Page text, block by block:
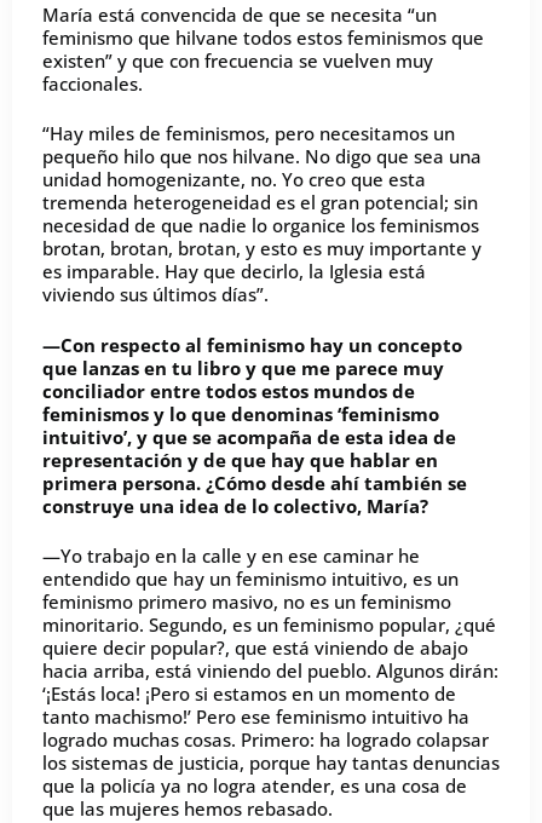
María está convencida de que se necesita “un
feminismo que hilvane todos estos feminismos que
existen” y que con frecuencia se vuelven muy
faccionales.
“Hay miles de feminismos, pero necesitamos un
pequeño hilo que nos hilvane. No digo que sea una
unidad homogenizante, no. Yo creo que esta
tremenda heterogeneidad es el gran potencial; sin
necesidad de que nadie lo organice los feminismos
brotan, brotan, brotan, y esto es muy importante y
es imparable. Hay que decirlo, la Iglesia está
viviendo sus últimos días”.
—Con respecto al feminismo hay un concepto
que lanzas en tu libro y que me parece muy
conciliador entre todos estos mundos de
feminismos y lo que denominas ‘feminismo
intuitivo’, y que se acompaña de esta idea de
representación y de que hay que hablar en
primera persona. ¿Cómo desde ahí también se
construye una idea de lo colectivo, María?
—Yo trabajo en la calle y en ese caminar he
entendido que hay un feminismo intuitivo, es un
feminismo primero masivo, no es un feminismo
minoritario. Segundo, es un feminismo popular, ¿qué
quiere decir popular?, que está viniendo de abajo
hacia arriba, está viniendo del pueblo. Algunos dirán:
‘¡Estás loca! ¡Pero si estamos en un momento de
tanto machismo!’ Pero ese feminismo intuitivo ha
logrado muchas cosas. Primero: ha logrado colapsar
los sistemas de justicia, porque hay tantas denuncias
que la policía ya no logra atender, es una cosa de
que las mujeres hemos rebasado.